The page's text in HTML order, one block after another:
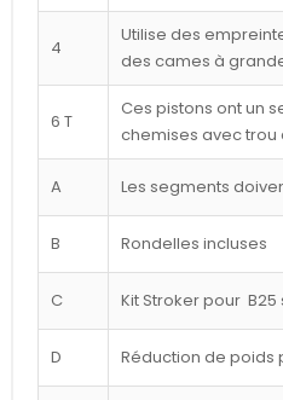
4
Utilise des
des cames à
6 T
Ces pistons ont un
chemises avec
A Les segments
B Rondelles incluses
C Kit Stroker pour B25
D Réduction de poids